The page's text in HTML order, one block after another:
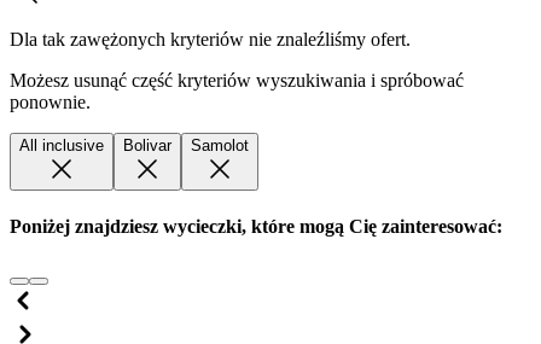
Dla tak zawężonych kryteriów nie znaleźliśmy ofert.
Możesz usunąć część kryteriów wyszukiwania i spróbować
ponownie.
All inclusive Bolivar Samolot
Poniżej znajdziesz wycieczki, które mogą Cię zainteresować: